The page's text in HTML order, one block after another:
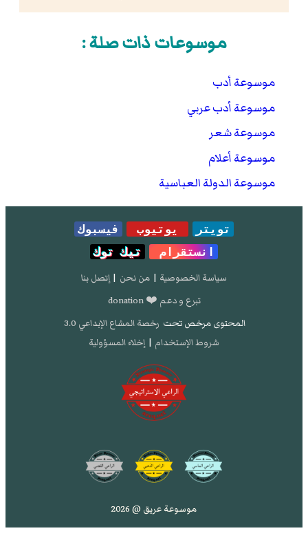
موسوعات ذات صلة :
موسوعة أدب
موسوعة أدب عربي
موسوعة شعر
موسوعة أعلام
موسوعة الدولة العباسية
تويتر يوتيوب
فيسبوك
انستقرام
تيك توك
سياسة الخصوصية | من نحن | إتصل بنا
تبرع و دعم ❤️ donation
المحتوى مرخص تحت رخصة المشاع الإبداعي 3.0
شروط الإستخدام | إخلاء المسؤولية
موسوعة عريق @ 2026